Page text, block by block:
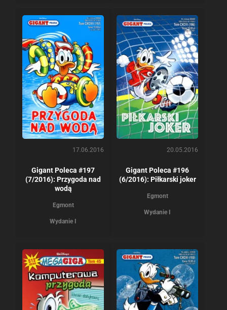
17.06.2016
Gigant Poleca #197
(7/2016): Przygoda nad
wodą
Egmont
Wydanie I
20.05.2016
Gigant Poleca #196
(6/2016): Piłkarski joker
Egmont
Wydanie I